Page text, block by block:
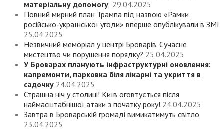
матеріальну допомогу 29.04.2025
Повний мирний план Трампа під назвою «‎Рамки
російсько-української угоди» вперше опублікували в ЗМІ
25.04.2025
Незвичний меморіал у центрі Броварів. Сучасне
мистецтво чи порушення порядку? 25.04.2025
У Броварах планують інфраструктурні оновлення:
капремонти, парковка біля лікарні та укриття в
садочку 24.04.2025
Страшна ніч у столиці! Київ оговтується після
наймасштабнішої атаки з початку року! 24.04.2025
Завтра в Броварській громаді вимикатимуть світло
23.04.2025